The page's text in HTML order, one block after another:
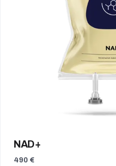
NAD+
490 €